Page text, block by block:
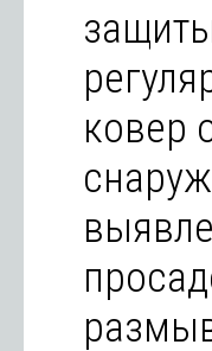
ковер